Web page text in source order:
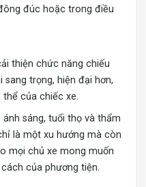
đúc hoặc trong điều
thiện chức năng chiếu
trọng, hiện đại hơn,
của chiếc xe.
sáng, tuổi thọ và thẩm
là một xu hướng mà còn
mọi chủ xe mong muốn
của phương tiện.